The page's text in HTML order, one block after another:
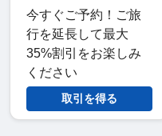
今すぐご予約！ご旅
行を延長して最大
35%割引をお楽しみ
ください
取引を得る